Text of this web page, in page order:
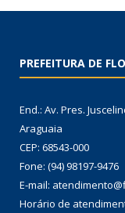
PREFEITURA DE
End.: Av. Pres.
Araguaia
CEP: 68543-000
Fone: (94) 98197-9476
E-mail:
Horário de